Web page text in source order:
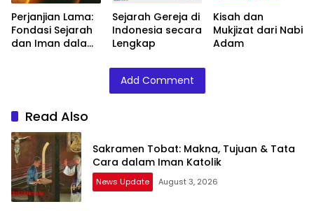
Perjanjian Lama:
Fondasi Sejarah
dan Iman dalam
Sejarah Gereja di
Indonesia secara
Lengkap
Kisah dan
Mukjizat dari Nabi
Adam
Add Comment
Read Also
Sakramen Tobat: Makna, Tujuan & Tata
Cara dalam Iman Katolik
News Update August 3, 2026